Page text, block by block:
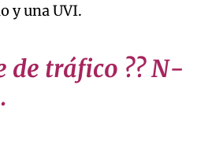
y una UVI.
de tráfico ?? N-